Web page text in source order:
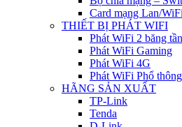
Card mạng Lan/WiFi
THIẾT BỊ PHÁT WIFI
Phát WiFi 2 băng tần
Phát WiFi Gaming
Phát WiFi 4G
Phát WiFi Phổ thông
HÃNG SẢN XUẤT
TP-Link
Tenda